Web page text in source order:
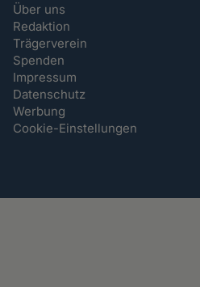
Über uns
Redaktion
Trägerverein
Spenden
Impressum
Datenschutz
Werbung
Cookie-Einstellungen